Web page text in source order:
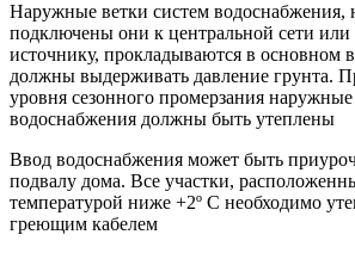
Наружные ветки систем водоснабжения,
подключены они к центральной сети
источнику, прокладываются в основном
должны выдерживать давление грунта.
уровня сезонного промерзания
водоснабжения должны быть утеплены
Ввод водоснабжения может быть
подвалу дома. Все участки,
температурой ниже +2º С необходимо
греющим кабелем